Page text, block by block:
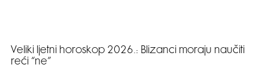
Veliki ljetni horoskop 2026.: Blizanci moraju naučiti
reći “ne”